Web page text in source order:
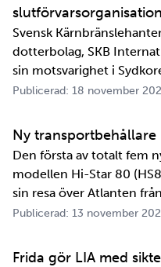
slutförvarsorganisation
Svensk
dotterbolag, SKB
sin motsvarighet i
Agency, KORAD. Avtalet,
samarbetet mellan de
Publicerad: 18 november
Ny transportbehållare
Den första av totalt fem
modellen Hi-Star 80
sin resa över Atlanten
Innan transportbehållaren
tester och utbildningar.
Publicerad: 13 november
Frida gör LIA med